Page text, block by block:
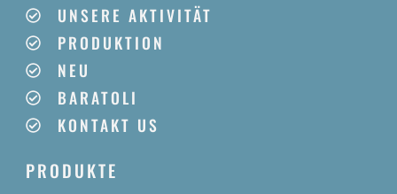
UNSERE AKTIVITÄT
PRODUKTION
NEU
BARATOLI
KONTAKT US
PRODUKTE